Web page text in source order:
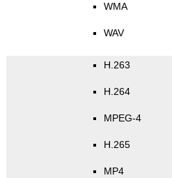
WMA
WAV
H.263
H.264
MPEG-4
H.265
MP4